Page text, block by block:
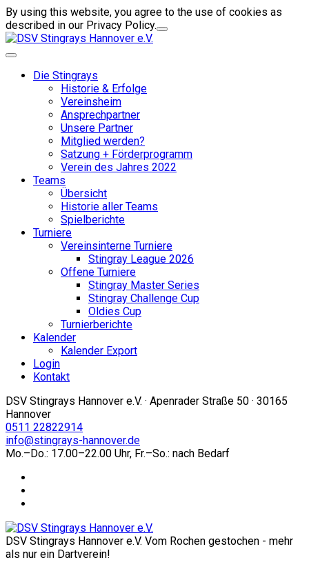
By using this website, you agree to the use of cookies as
described in our Privacy Policy.
Die Stingrays
Historie & Erfolge
Vereinsheim
Ansprechpartner
Unsere Partner
Mitglied werden?
Satzung + Förderprogramm
Verein des Jahres 2022
Teams
Übersicht
Historie aller Teams
Spielberichte
Turniere
Vereinsinterne Turniere
Stingray League 2026
Offene Turniere
Stingray Master Series
Stingray Challenge Cup
Oldies Cup
Turnierberichte
Kalender
Kalender Export
Login
Kontakt
DSV Stingrays Hannover e.V. · Apenrader Straße 50 · 30165
Hannover
0511 22822914
info@stingrays-hannover.de
Mo.–Do.: 17.00–22.00 Uhr, Fr.–So.: nach Bedarf
DSV Stingrays Hannover e.V. Vom Rochen gestochen - mehr
als nur ein Dartverein!